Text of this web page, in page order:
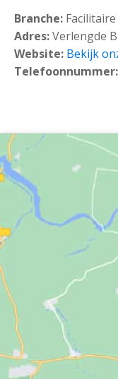
Branche:
Adres:Verlengde
Website: Bekijk
Telefoonnummer: